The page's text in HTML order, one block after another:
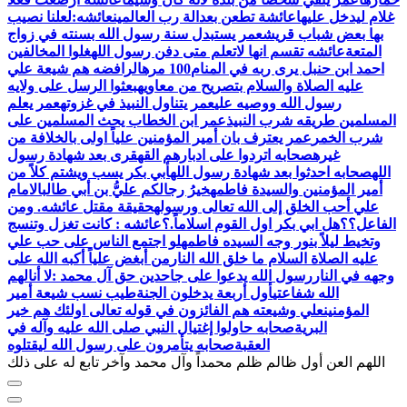
غلام ليدخل عليهاعائشة تطعن بعدالة رب العالمينعائشه:لعلنا نصيب
بها بعض شباب قريشعمر يستبدل سنة رسول الله بسنته في زواج
المتعةعائشه تقسم انها لاتعلم متى دفن رسول اللهغلوا المخالفين
احمد ابن حنبل يرى ربه في المنام100 مره
الرافضه هم شيعة علي
عليه الصلاة والسلام بتصريح من معاويهبعثوا الرسل على ولايه
رسول الله ووصيه عليعمر يتناول النبيذ في غزوتهعمر يعلم
المسلمين طريقه شرب النبيذعمر ابن الخطاب يحث المسلمين على
شرب الخمر عمر يعترف بان أمير المؤمنين علياً اولى بالخلافة من
غيرهصحابه اتردوا على ادبارهم القهقرى بعد شهادة رسول
اللهصحابه احدثوا بعد شهادة رسول اللهأبي بكر يسب ويشتم كلاً من
أمير المؤمنين والسيدة فاطمهخيرُ رجالكم عليُّ بن أبي طالبالامام
علي أحب الخلق إلى الله تعالى ورسولهحقيقة مقتل عائشه. ومن
الفاعل؟؟هل ابي بكر اول القوم اسلاماً.؟عائشه : كانت تغزل وتنسج
وتخيط ليلاً بنور وجه السيده فاطمهلو اجتمع الناس على حب علي
عليه الصلاة السلام ما خلق الله النار من أبغض علياً أكبه الله على
وجهه في النار رسول الله يدعوا على جاحدين حق آل محمد :لا أنالهم
الله شفاعتيأول أربعة يدخلون الجنةطيب نسب شيعة أمير
المؤمنينعلي وشيعته هم الفائزون في قوله تعالى اولئك هم خير
البريةصحابه حاولوا إغتيال النبي صلى الله عليه وآله في
العقبة
اللهم العن أول ظالم ظلم محمداً وآل محمد وآخر تابع له على ذلك